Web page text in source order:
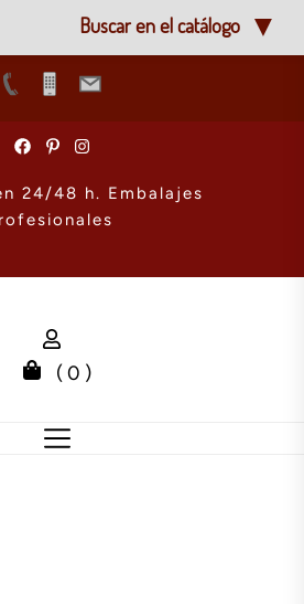
24/48 h. Embalajes
( 0 )
Buscar en el catálogo